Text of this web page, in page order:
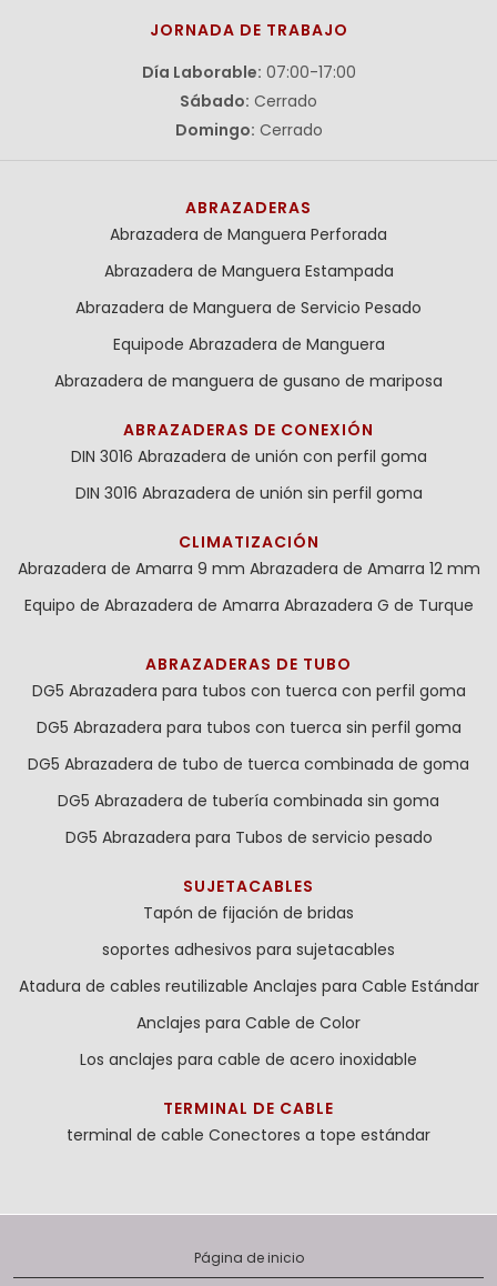
JORNADA DE TRABAJO
Día Laborable: 07:00-17:00
Sábado: Cerrado
Domingo: Cerrado
ABRAZADERAS
Abrazadera de Manguera Perforada
Abrazadera de Manguera Estampada
Abrazadera de Manguera de Servicio Pesado
Equipode Abrazadera de Manguera
Abrazadera de manguera de gusano de mariposa
ABRAZADERAS DE CONEXIÓN
DIN 3016 Abrazadera de unión con perfil goma
DIN 3016 Abrazadera de unión sin perfil goma
CLIMATIZACIÓN
Abrazadera de Amarra 9 mm Abrazadera de Amarra 12 mm
Equipo de Abrazadera de Amarra Abrazadera G de Turque
ABRAZADERAS DE TUBO
DG5 Abrazadera para tubos con tuerca con perfil goma
DG5 Abrazadera para tubos con tuerca sin perfil goma
DG5 Abrazadera de tubo de tuerca combinada de goma
DG5 Abrazadera de tubería combinada sin goma
DG5 Abrazadera para Tubos de servicio pesado
SUJETACABLES
Tapón de fijación de bridas
soportes adhesivos para sujetacables
Atadura de cables reutilizable Anclajes para Cable Estándar
Anclajes para Cable de Color
Los anclajes para cable de acero inoxidable
TERMINAL DE CABLE
terminal de cable Conectores a tope estándar
Página de inicio